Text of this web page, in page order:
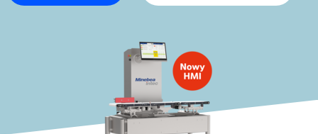
Wiedza i doświadczenie